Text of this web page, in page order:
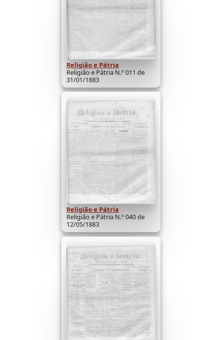
Religião e Pátria
Religião e Pátria N.º 011 de
31/01/1883
Religião e Pátria
Religião e Pátria N.º 040 de
12/05/1883